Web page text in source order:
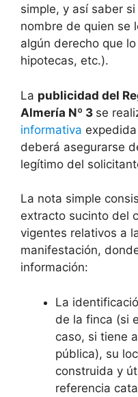
simple, y así saber
nombre de quien se
algún derecho que
hipotecas, etc.).
La publicidad del
Almería Nº 3 se
informativa
deberá asegurarse
legítimo del
La nota simple
extracto sucinto del
vigentes relativos a
manifestación,
información:
La
de la finca (si
caso, si tiene
pública), su
construida y
referencia